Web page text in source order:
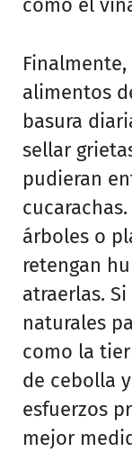
como el
alimentos
basura
sellar
pudieran
árboles o
retengan
atraerlas.
naturales
como la
de cebolla
esfuerzos
mejor